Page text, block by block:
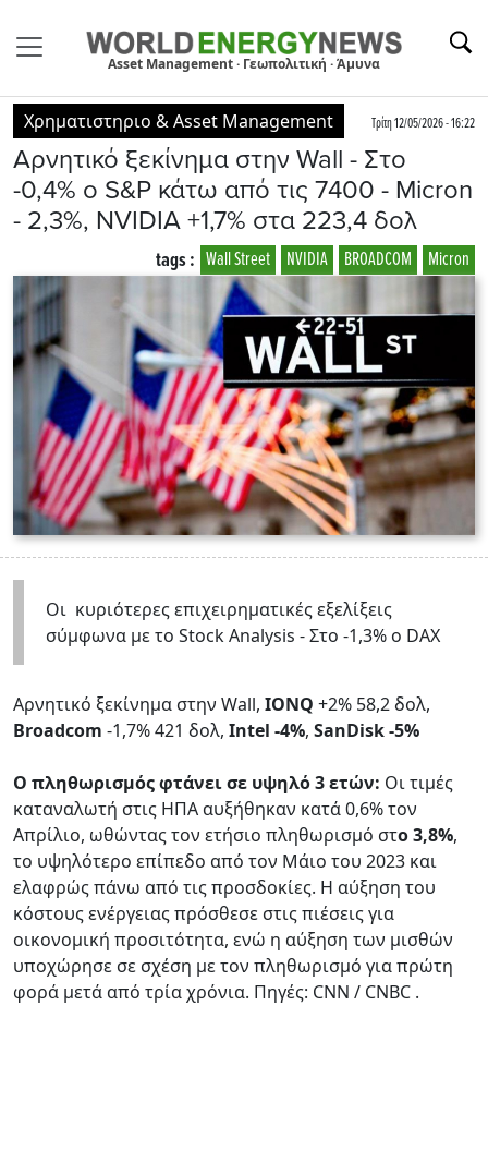
Asset Management · Γεωπολιτική · Άμυνα
Χρηματιστηριο & Asset Management Τρίτη 12/05/2026 - 16:22
Aρνητικό ξεκίνημα στην Wall - Στο
-0,4% ο S&P κάτω από τις 7400 - Micron
- 2,3%, ΝVIDIA +1,7% στα 223,4 δολ
Micron
BROADCOM
NVIDIA
Wall Street
tags :
Oι κυριότερες επιχειρηματικές εξελίξεις
σύμφωνα με το Stock Analysis - Στο -1,3% ο DAX
Αρνητικό ξεκίνημα στην Wall, ΙΟΝQ +2% 58,2 δολ,
Broadcom -1,7% 421 δολ, Intel -4%, SanDisk -5%
Ο πληθωρισμός φτάνει σε υψηλό 3 ετών: Οι τιμές
καταναλωτή στις ΗΠΑ αυξήθηκαν κατά 0,6% τον
Απρίλιο, ωθώντας τον ετήσιο πληθωρισμό στο 3,8%,
το υψηλότερο επίπεδο από τον Μάιο του 2023 και
ελαφρώς πάνω από τις προσδοκίες. Η αύξηση του
κόστους ενέργειας πρόσθεσε στις πιέσεις για
οικονομική προσιτότητα, ενώ η αύξηση των μισθών
υποχώρησε σε σχέση με τον πληθωρισμό για πρώτη
φορά μετά από τρία χρόνια. Πηγές: CNN / CNBC .